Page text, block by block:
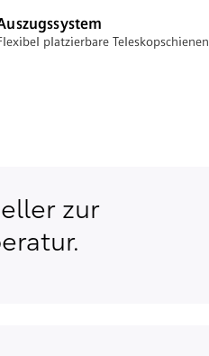
platzierbare Teleskopschienen
zur